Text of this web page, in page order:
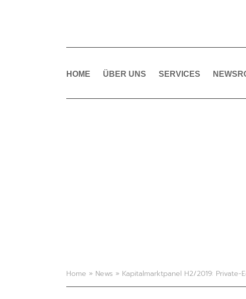
HOME ÜBER UNS SERVICES
Home » News » Kapitalmarktpanel H2/2019: